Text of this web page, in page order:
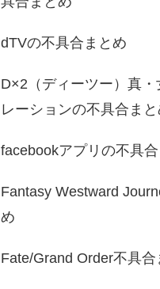
dTVの不具合まとめ
D×2（ディーツー）真
レーションの不具合まと
facebookアプリの不具
Fantasy Westward
め
Fate/Grand Order不具合